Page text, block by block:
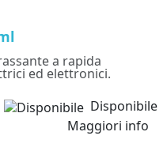
a rapida
ed elettronici.
Disponibile
Maggiori info